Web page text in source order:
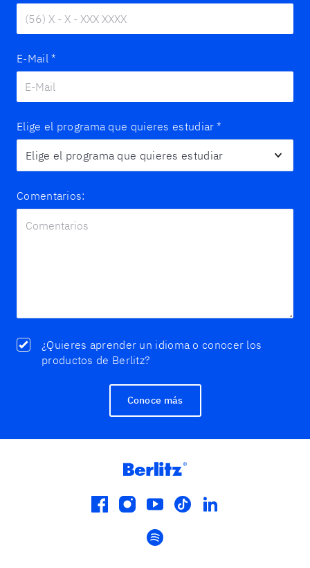
E-Mail *
Elige el programa que quieres estudiar *
Comentarios:
¿Quieres aprender un idioma o conocer los
productos de Berlitz?
Conoce más
facebook
instagram
youtube
tiktoklinkedin
spotify